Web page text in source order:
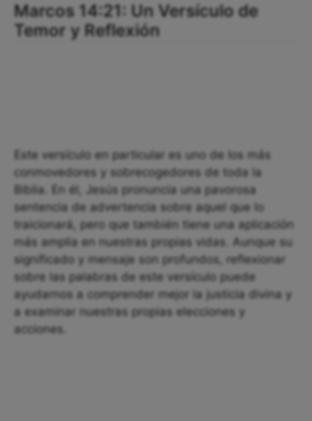
Marcos 14:21: Un Versículo de
Temor y Reflexión
Este versículo en particular es uno de los más
conmovedores y sobrecogedores de toda la
Biblia. En él, Jesús pronuncia una pavorosa
sentencia de advertencia sobre aquel que lo
traicionará, pero que también tiene una aplicación
más amplia en nuestras propias vidas. Aunque su
significado y mensaje son profundos, reflexionar
sobre las palabras de este versículo puede
ayudarnos a comprender mejor la justicia divina y
a examinar nuestras propias elecciones y
acciones.